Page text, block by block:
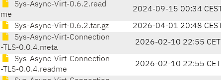
Sys-Async-Virt-0.6.2.read
me
2024-09-15 00:34 CEST
Sys-Async-Virt-0.6.2.tar.gz 2026-04-01 20:48 CEST
Sys-Async-Virt-Connection
-TLS-0.0.4.meta
2026-02-10 22:55 CET
Sys-Async-Virt-Connection
-TLS-0.0.4.readme
2026-02-10 22:55 CET